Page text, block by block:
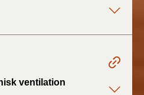
ventilation